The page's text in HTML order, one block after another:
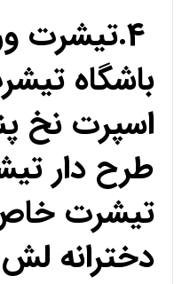
4.تیشرت
باشگاه
اسپرت نخ
طرح دار
تیشرت
دخترانه لش